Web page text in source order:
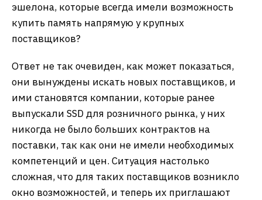
эшелона, которые всегда имели возможность
купить память напрямую у крупных
поставщиков?
Ответ не так очевиден, как может показаться,
они вынуждены искать новых поставщиков, и
ими становятся компании, которые ранее
выпускали SSD для розничного рынка, у них
никогда не было больших контрактов на
поставки, так как они не имели необходимых
компетенций и цен. Ситуация настолько
сложная, что для таких поставщиков возникло
окно возможностей, и теперь их приглашают